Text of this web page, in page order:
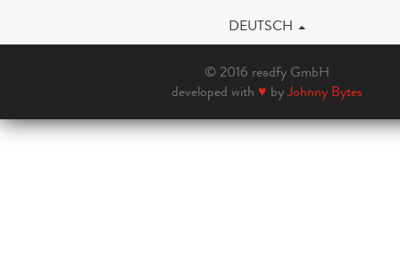
DEUTSCH
© 2016 readfy GmbH
developed with ♥ byJohnny Bytes